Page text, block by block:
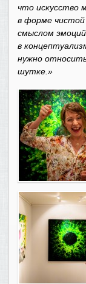
что искусство
в форме чистой
смыслом
в
нужно
шутке.»